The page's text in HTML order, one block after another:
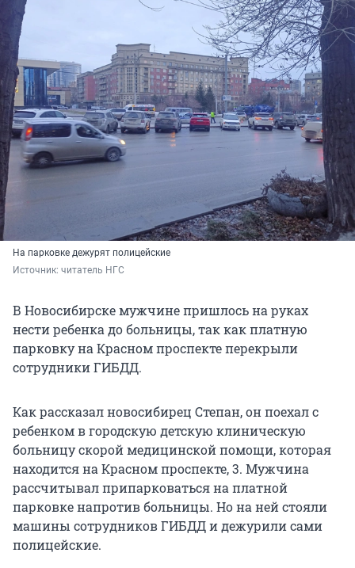
На парковке дежурят полицейские
Источник: читатель НГС
В Новосибирске мужчине пришлось на руках
нести ребенка до больницы, так как платную
парковку на Красном проспекте перекрыли
сотрудники ГИБДД.
Как рассказал новосибирец Степан, он поехал с
ребенком в городскую детскую клиническую
больницу скорой медицинской помощи, которая
находится на Красном проспекте, 3. Мужчина
рассчитывал припарковаться на платной
парковке напротив больницы. Но на ней стояли
машины сотрудников ГИБДД и дежурили сами
полицейские.